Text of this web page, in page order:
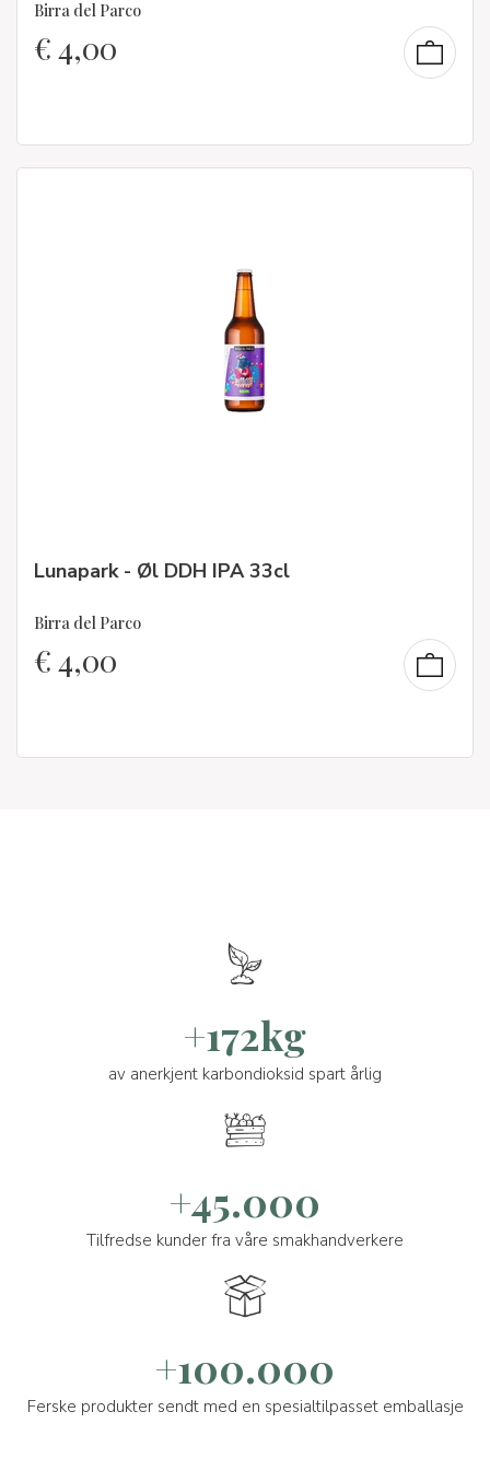
Birra del Parco
€4,00
Lunapark - Øl DDH IPA 33cl
Birra del Parco
€4,00
+172kg
av anerkjent karbondioksid spart årlig
+45.000
Tilfredse kunder fra våre smakhandverkere
+100.000
Ferske produkter sendt med en spesialtilpasset emballasje